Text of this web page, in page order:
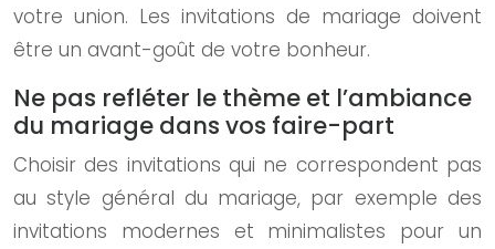
votre union. Les invitations de mariage doivent
être un avant-goût de votre bonheur.
Ne pas refléter le thème et l’ambiance
du mariage dans vos faire-part
Choisir des invitations qui ne correspondent pas
au style général du mariage, par exemple des
invitations modernes et minimalistes pour un